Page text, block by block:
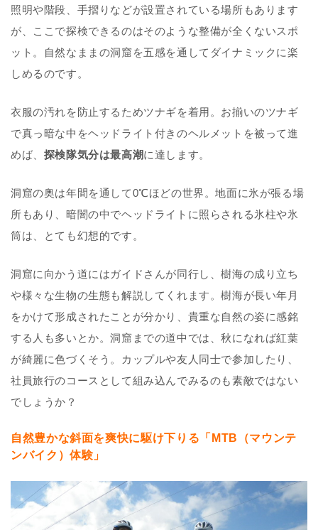
照明や階段、手摺りなどが設置されている場所もあります
が、ここで探検できるのはそのような整備が全くないスポ
ット。自然なままの洞窟を五感を通してダイナミックに楽
しめるのです。
衣服の汚れを防止するためツナギを着用。お揃いのツナギ
で真っ暗な中をヘッドライト付きのヘルメットを被って進
めば、 探検隊気分は最高潮に達します。
洞窟の奥は年間を通して0℃ほどの世界。地面に氷が張る場
所もあり、暗闇の中でヘッドライトに照らされる氷柱や氷
筒は、とても幻想的です。
洞窟に向かう道にはガイドさんが同行し、樹海の成り立ち
や様々な生物の生態も解説してくれます。樹海が長い年月
をかけて形成されたことが分かり、貴重な自然の姿に感銘
する人も多いとか。洞窟までの道中では、秋になれば紅葉
が綺麗に色づくそう。カップルや友人同士で参加したり、
社員旅行のコースとして組み込んでみるのも素敵ではない
でしょうか？
自然豊かな斜面を爽快に駆け下りる「MTB（マウンテ
ンバイク）体験」